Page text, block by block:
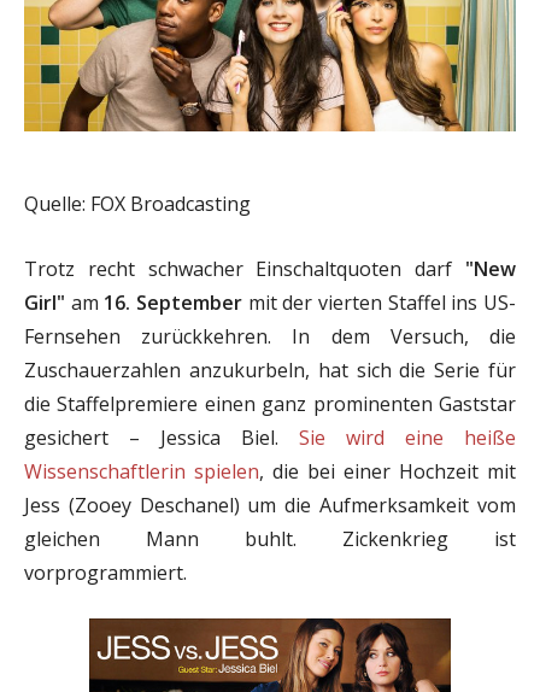
Quelle: FOX Broadcasting
Trotz recht schwacher Einschaltquoten darf "New
Girl" am 16. September mit der vierten Staffel ins US-
Fernsehen zurückkehren. In dem Versuch, die
Zuschauerzahlen anzukurbeln, hat sich die Serie für
die Staffelpremiere einen ganz prominenten Gaststar
gesichert – Jessica Biel. Sie wird eine heiße
Wissenschaftlerin spielen, die bei einer Hochzeit mit
Jess (Zooey Deschanel) um die Aufmerksamkeit vom
gleichen Mann buhlt. Zickenkrieg ist
vorprogrammiert.